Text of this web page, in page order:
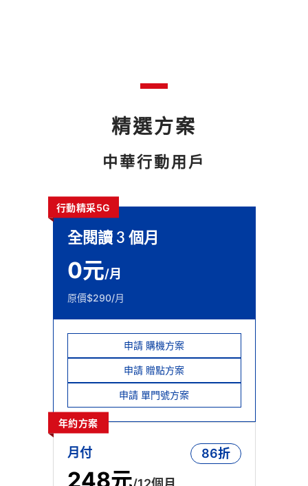
精選方案
中華行動用戶
行動精采5G
全閱讀 3 個月
0元/月
原價$290/月
申請 購機方案
申請 贈點方案
申請 單門號方案
年約方案
月付 86折
248元